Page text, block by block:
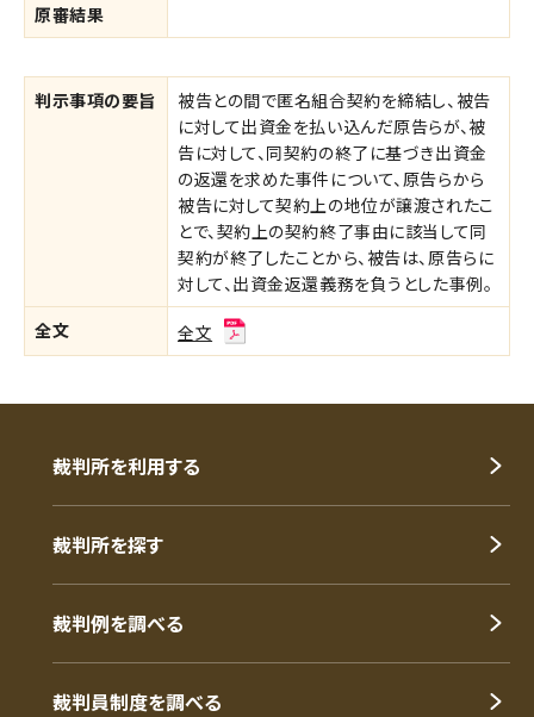
原審結果
判示事項の要旨
被告との間で匿名組合契約を締結し、被告
に対して出資金を払い込んだ原告らが、被
告に対して、同契約の終了に基づき出資金
の返還を求めた事件について、原告らから
被告に対して契約上の地位が譲渡されたこ
とで、契約上の契約終了事由に該当して同
契約が終了したことから、被告は、原告らに
対して、出資金返還義務を負うとした事例。
全文
全文
裁判所を利用する
裁判所を探す
裁判例を調べる
裁判員制度を調べる